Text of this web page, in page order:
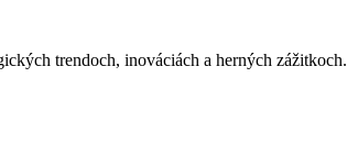
trendoch, inováciách a herných zážitkoch.